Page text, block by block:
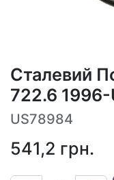
Сталевий
722.6
US78984
541,2 грн.